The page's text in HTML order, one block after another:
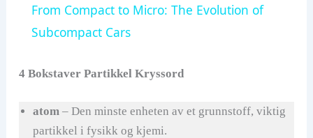
y
V
From Compact to Micro: The Evolution of
Subcompact Cars
4 Bokstaver Partikkel Kryssord
atom – Den minste enheten av et grunnstoff, viktig
partikkel i fysikk og kjemi.